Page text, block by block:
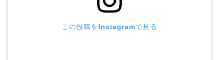
この投稿をInstagramで見る